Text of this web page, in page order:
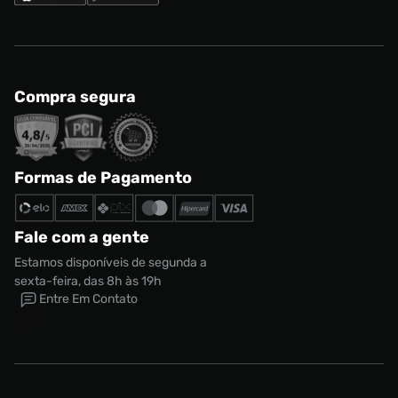
Compra segura
Formas de Pagamento
Fale com a gente
Estamos disponíveis de segunda a
sexta-feira, das 8h às 19h
Entre Em Contato